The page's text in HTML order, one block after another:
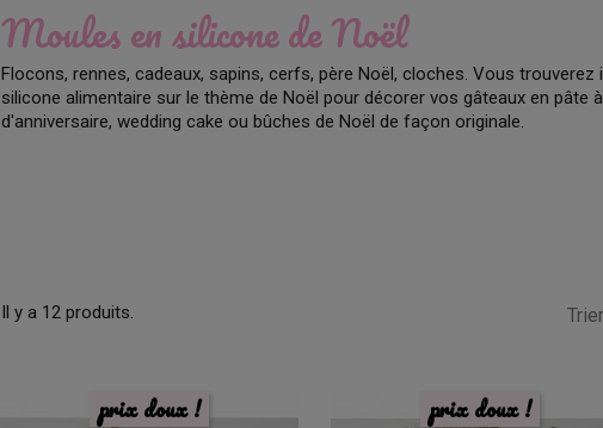
Moules en silicone de Noël
Flocons, rennes, cadeaux, sapins, cerfs, père Noël, cloches. Vous
silicone alimentaire sur le thème de Noël pour décorer vos gâteaux en pâte
d'anniversaire, wedding cake ou bûches de Noël de façon originale.
Il y a 12 produits.
prix doux ! prix doux !